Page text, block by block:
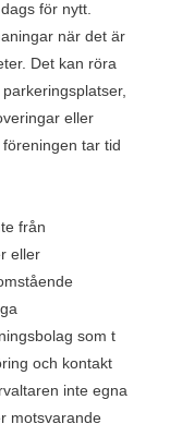
för nytt.
när det är
Det kan röra
eller
tar tid
från
eller
som t
och kontakt
inte egna
motsvarande